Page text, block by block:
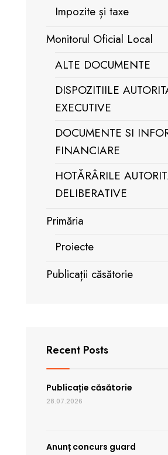
Impozite și taxe
Monitorul Oficial Local
ALTE DOCUMENTE
DISPOZITIILE
EXECUTIVE
DOCUMENTE SI
FINANCIARE
HOTĂRÂRILE
DELIBERATIVE
Primăria
Proiecte
Publicații căsătorie
Recent Posts
Publicație căsătorie
28.07.2026
Anunț concurs guard